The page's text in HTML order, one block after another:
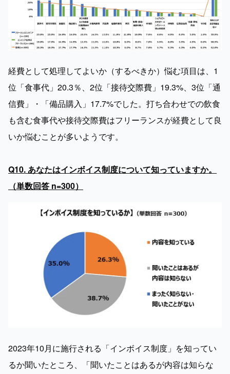
経費として処理してよいか（するべきか）悩む項目は、1
位「食事代」20.3％、2位「接待交際費」19.3%、3位「通
信費」・「備品購入」17.7%でした。打ち合わせでの飲食
も含む食事代や接待交際費はフリーランスが経費として良
いか悩むことが多いようです。
Q10. あなたはインボイス制度について知っていますか。
（単数回答 n=300）
2023年10月に施行される「インボイス制度」を知ってい
るか聞いたところ、「聞いたことはあるが内容は知らな